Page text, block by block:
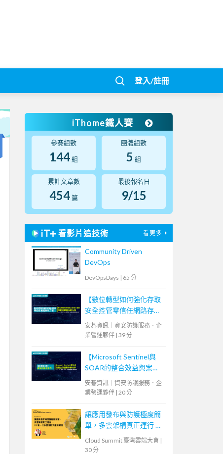
登入/註冊
iThome鐵人賽
參賽組數
144組
團體組數
5 組
累計文章數
454 篇
最後報名日
9/15
看影片追技術 看更多
Community Driven
DevOps
DevOpsDays | 65 分
【數位轉型如何強化存取
安全控管零信任網路存取
方案】
安碁資訊｜資安防護服務．企
業營運夥伴 | 39 分
【Microsoft Sentinel與
SOAR的整合效益與案例
分享】
安碁資訊｜資安防護服務．企
業營運夥伴 | 20 分
讓應用發布與防護極度簡
單，多雲架構真正運行 ─
F5 新一代多雲分散式應用
架構
Cloud Summit 臺灣雲端大會 |
30 分